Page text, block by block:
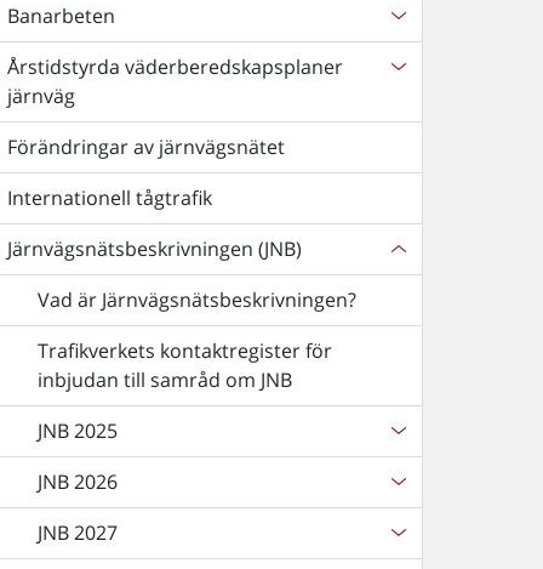
Banarbeten
Årstidstyrda väderberedskapsplaner
järnväg
Förändringar av järnvägsnätet
Internationell tågtrafik
Järnvägsnätsbeskrivningen (JNB)
Vad är Järnvägsnätsbeskrivningen?
Trafikverkets kontaktregister för
inbjudan till samråd om JNB
JNB 2025
JNB 2026
JNB 2027